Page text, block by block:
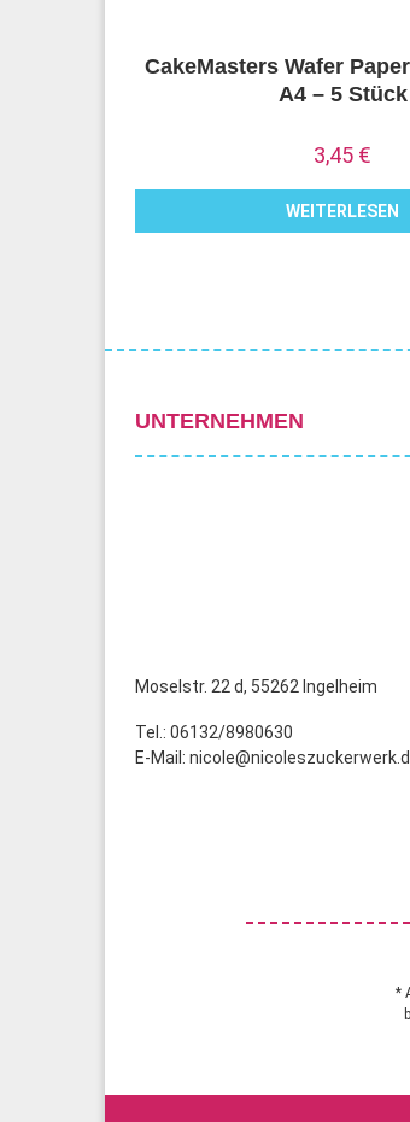
CakeMasters Wafer
A4 – 5 Stück
3,45 €
WEITERLESEN
UNTERNEHMEN
Moselstr. 22 d, 55262 Ingelheim
Tel.: 06132/8980630
E-Mail:
*